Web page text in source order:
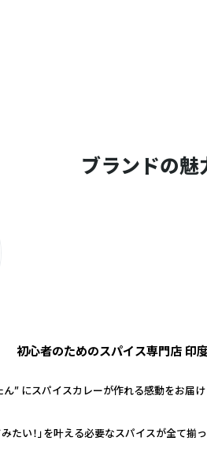
ブランドの魅
初心者のためのスパイス専門店 印
” にスパイスカレーが作れる感動をお届け
たい！」を叶える必要なスパイスが全て